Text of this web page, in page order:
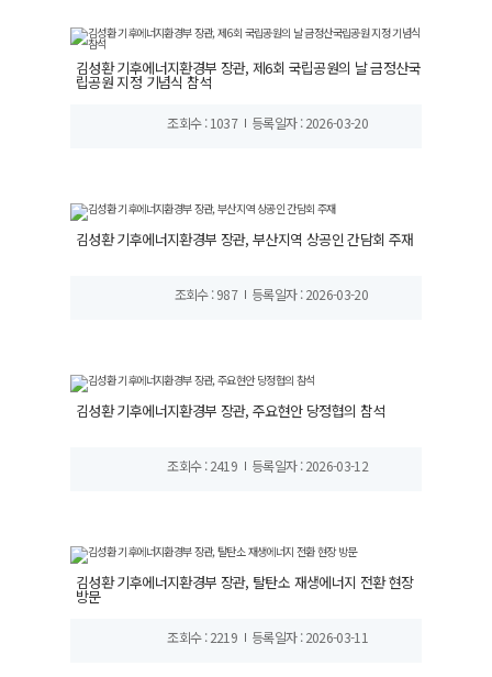
김성환 기후에너지환경부 장관, 제6회 국립공원의 날 금정산국
립공원 지정 기념식 참석
조회수 : 1037 등록일자 : 2026-03-20
김성환 기후에너지환경부 장관, 부산지역 상공인 간담회 주재
조회수 : 987 등록일자 : 2026-03-20
김성환 기후에너지환경부 장관, 주요현안 당정협의 참석
조회수 : 2419 등록일자 : 2026-03-12
김성환 기후에너지환경부 장관, 탈탄소 재생에너지 전환 현장
방문
조회수 : 2219 등록일자 : 2026-03-11